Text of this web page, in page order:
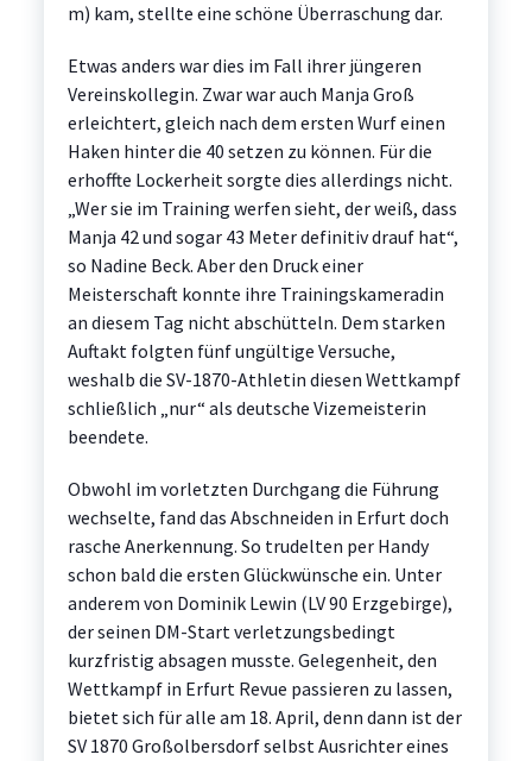
m) kam, stellte eine schöne Überraschung dar.
Etwas anders war dies im Fall ihrer jüngeren
Vereinskollegin. Zwar war auch Manja Groß
erleichtert, gleich nach dem ersten Wurf einen
Haken hinter die 40 setzen zu können. Für die
erhoffte Lockerheit sorgte dies allerdings nicht.
„Wer sie im Training werfen sieht, der weiß, dass
Manja 42 und sogar 43 Meter definitiv drauf hat“,
so Nadine Beck. Aber den Druck einer
Meisterschaft konnte ihre Trainingskameradin
an diesem Tag nicht abschütteln. Dem starken
Auftakt folgten fünf ungültige Versuche,
weshalb die SV-1870-Athletin diesen Wettkampf
schließlich „nur“ als deutsche Vizemeisterin
beendete.
Obwohl im vorletzten Durchgang die Führung
wechselte, fand das Abschneiden in Erfurt doch
rasche Anerkennung. So trudelten per Handy
schon bald die ersten Glückwünsche ein. Unter
anderem von Dominik Lewin (LV 90 Erzgebirge),
der seinen DM-Start verletzungsbedingt
kurzfristig absagen musste. Gelegenheit, den
Wettkampf in Erfurt Revue passieren zu lassen,
bietet sich für alle am 18. April, denn dann ist der
SV 1870 Großolbersdorf selbst Ausrichter eines